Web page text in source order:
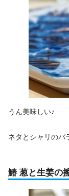
うん美味しい♪
ネタとシャリのバ
鰆 葱と生姜の